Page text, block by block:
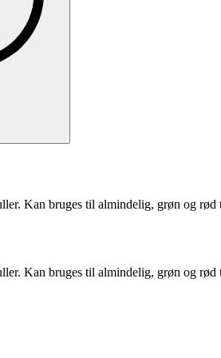
Kan bruges til almindelig, grøn og
Kan bruges til almindelig, grøn og